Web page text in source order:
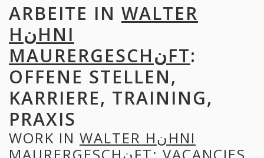
ARBEITE IN WALTER
HنHNI
MAURERGESCHنFT:
OFFENE STELLEN,
KARRIERE, TRAINING,
PRAXIS
WORK IN WALTER HنHNI
MAURERGESCHنFT: VACANCIES,